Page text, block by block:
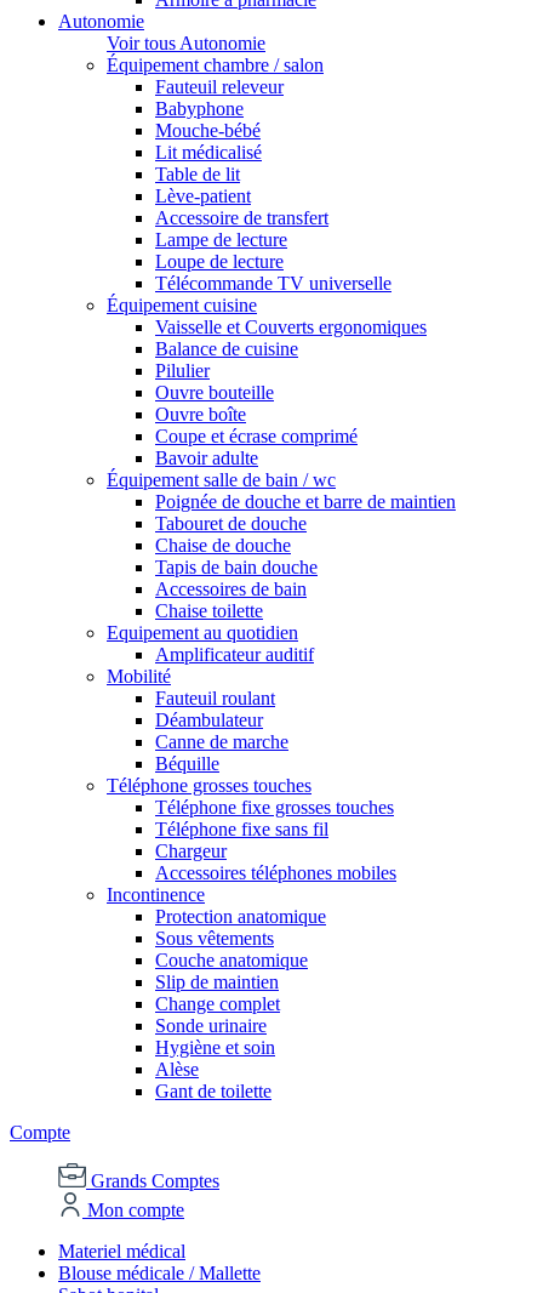
Autonomie
Voir tous Autonomie
Équipement chambre / salon
Fauteuil releveur
Babyphone
Mouche-bébé
Lit médicalisé
Table de lit
Lève-patient
Accessoire de transfert
Lampe de lecture
Loupe de lecture
Télécommande TV universelle
Équipement cuisine
Vaisselle et Couverts ergonomiques
Balance de cuisine
Pilulier
Ouvre bouteille
Ouvre boîte
Coupe et écrase comprimé
Bavoir adulte
Équipement salle de bain / wc
Poignée de douche et barre de maintien
Tabouret de douche
Chaise de douche
Tapis de bain douche
Accessoires de bain
Chaise toilette
Equipement au quotidien
Amplificateur auditif
Mobilité
Fauteuil roulant
Déambulateur
Canne de marche
Béquille
Téléphone grosses touches
Téléphone fixe grosses touches
Téléphone fixe sans fil
Chargeur
Accessoires téléphones mobiles
Incontinence
Protection anatomique
Sous vêtements
Couche anatomique
Slip de maintien
Change complet
Sonde urinaire
Hygiène et soin
Alèse
Gant de toilette
Compte
Grands Comptes
Mon compte
Materiel médical
Blouse médicale / Mallette